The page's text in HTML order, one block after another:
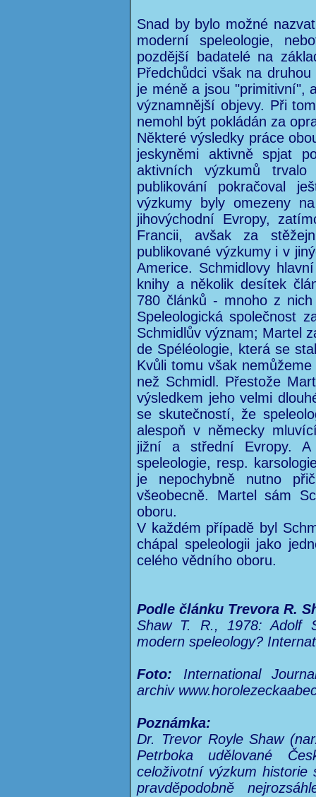
Snad by bylo možné
moderní speleologie,
pozdější badatelé na
Předchůdci však na
je méně a jsou "primitivní",
významnější objevy. Při
nemohl být pokládán za
Některé výsledky práce
jeskyněmi aktivně spjat
aktivních výzkumů
publikování pokračoval
výzkumy byly omezeny
jihovýchodní Evropy,
Francii, avšak za
publikované výzkumy i v
Americe. Schmidlovy
knihy a několik desítek
780 článků - mnoho z
Speleologická společnost
Schmidlův význam; Martel
de Spéléologie, která se
Kvůli tomu však
než Schmidl. Přestože
výsledkem jeho velmi
se skutečností, že
alespoň v německy
jižní a střední Evropy.
speleologie, resp.
je nepochybně nutno
všeobecně. Martel sám
oboru.
V každém případě byl
chápal speleologii jako
celého vědního oboru.
Podle článku Trevora R.
Shaw T. R., 1978: Adolf
modern speleology?
Foto: International
archiv
Poznámka:
Dr. Trevor Royle Shaw
Petrboka udělované
celoživotní výzkum historie
pravděpodobně